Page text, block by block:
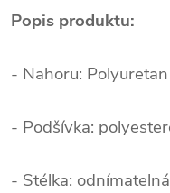
Popis produktu:
- Nahoru:
- Podšívka:
- Stélka: